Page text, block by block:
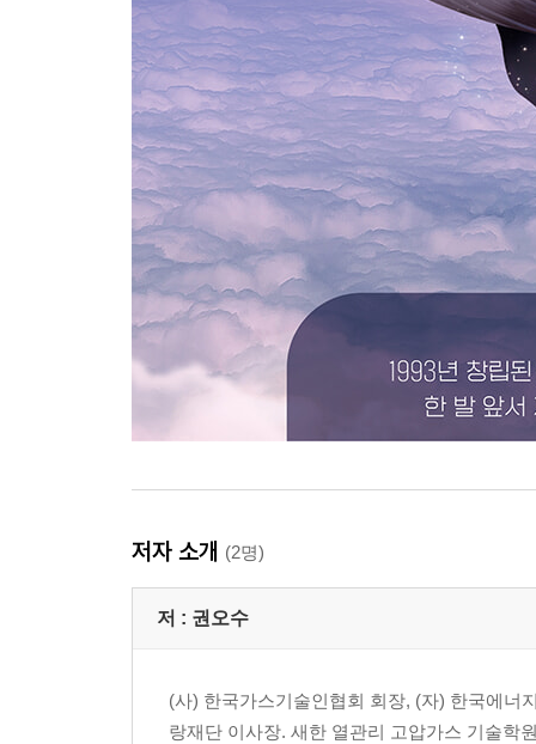
저자 소개 (2명)
저 : 권오수
(사) 한국가스기술인협회 회장, (자) 한국에너
랑재단 이사장. 새한 열관리 고압가스 기술학